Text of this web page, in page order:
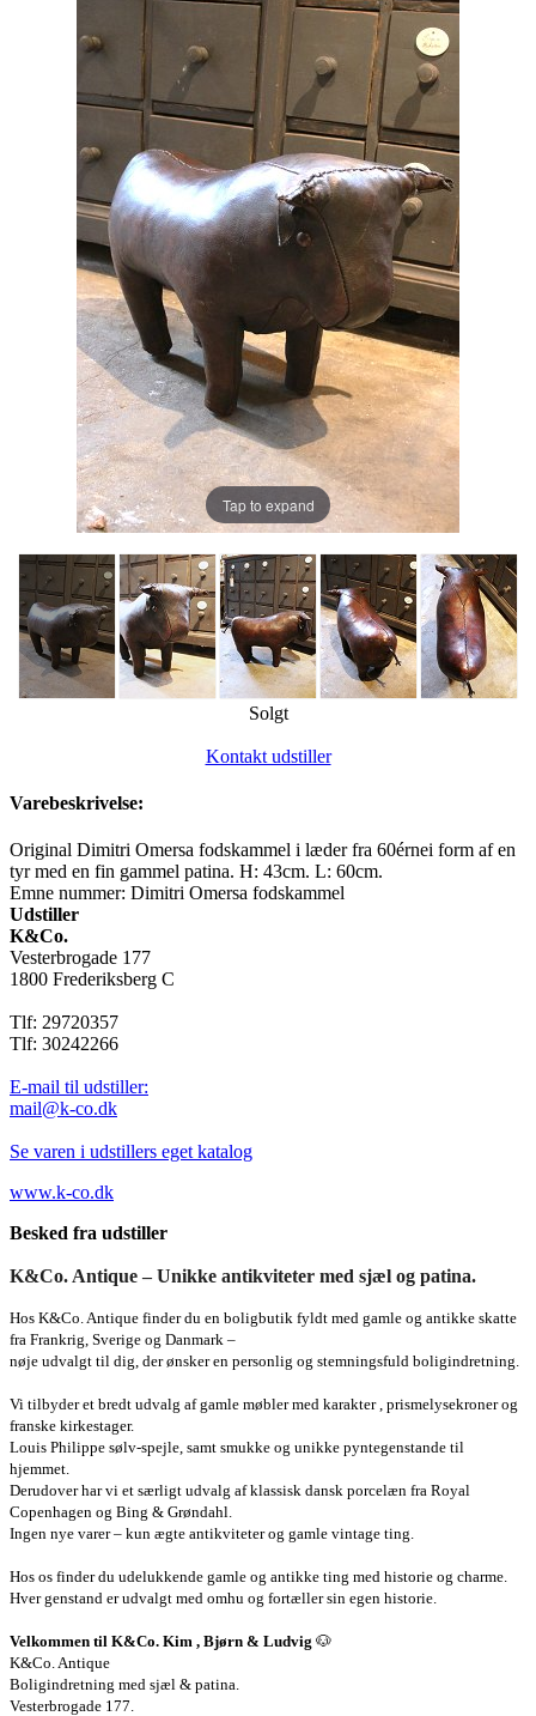
Tap to expand
Solgt
Kontakt udstiller
Varebeskrivelse:
Original Dimitri Omersa fodskammel i læder fra 60érnei form af en
tyr med en fin gammel patina. H: 43cm. L: 60cm.
Emne nummer: Dimitri Omersa fodskammel
Udstiller
K&Co.
Vesterbrogade 177
1800 Frederiksberg C
Tlf: 29720357
Tlf: 30242266
E-mail til udstiller:
mail@k-co.dk
Se varen i udstillers eget katalog
www.k-co.dk
Besked fra udstiller
K&Co. Antique – Unikke antikviteter med sjæl og patina.
Hos K&Co. Antique finder du en boligbutik fyldt med gamle og antikke skatte
fra Frankrig, Sverige og Danmark –
nøje udvalgt til dig, der ønsker en personlig og stemningsfuld boligindretning.
Vi tilbyder et bredt udvalg af gamle møbler med karakter , prismelysekroner og
franske kirkestager.
Louis Philippe sølv-spejle, samt smukke og unikke pyntegenstande til
hjemmet.
Derudover har vi et særligt udvalg af klassisk dansk porcelæn fra Royal
Copenhagen og Bing & Grøndahl.
Ingen nye varer – kun ægte antikviteter og gamle vintage ting.
Hos os finder du udelukkende gamle og antikke ting med historie og charme.
Hver genstand er udvalgt med omhu og fortæller sin egen historie.
Velkommen til K&Co. Kim , Bjørn & Ludvig 🐶
K&Co. Antique
Boligindretning med sjæl & patina.
Vesterbrogade 177.